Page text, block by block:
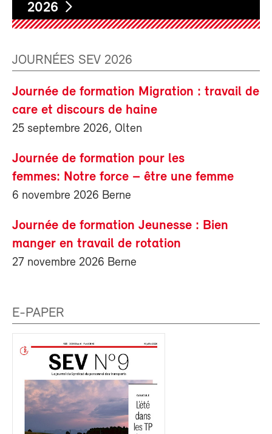
2026
JOURNÉES SEV 2026
Journée de formation Migration : travail de
care et discours de haine
25 septembre 2026, Olten
Journée de formation pour les
femmes: Notre force – être une femme
6 novembre 2026 Berne
Journée de formation Jeunesse : Bien
manger en travail de rotation
27 novembre 2026 Berne
E-PAPER